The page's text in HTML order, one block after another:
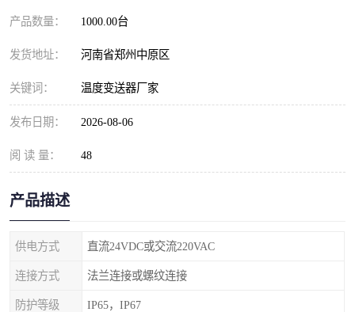
产品数量： 1000.00台
发货地址： 河南省郑州中原区
关键词： 温度变送器厂家
发布日期： 2026-08-06
阅 读 量： 48
产品描述
供电方式 直流24VDC或交流220VAC
连接方式 法兰连接或螺纹连接
防护等级 IP65，IP67